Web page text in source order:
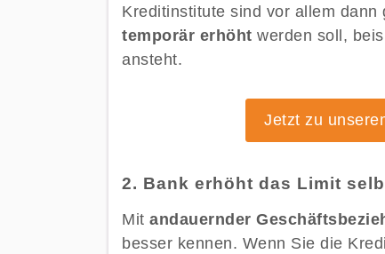
Kreditinstitute sind vor allem dann
temporär erhöht werden soll,
ansteht.
Jetzt zu
2. Bank erhöht das Limit
Mit andauernder
besser kennen. Wenn Sie die